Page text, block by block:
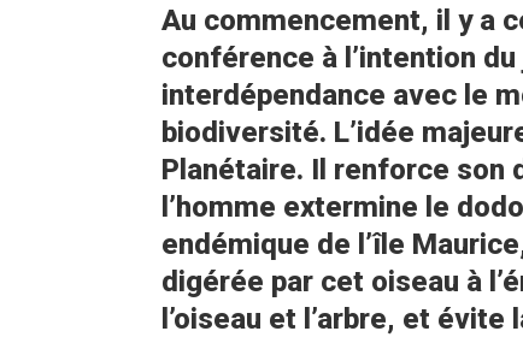
Au commencement, il y a
conférence à l’intention
interdépendance avec le
biodiversité. L’idée
Planétaire. Il renforce son
l’homme extermine le
endémique de l’île
digérée par cet oiseau à
l’oiseau et l’arbre, et